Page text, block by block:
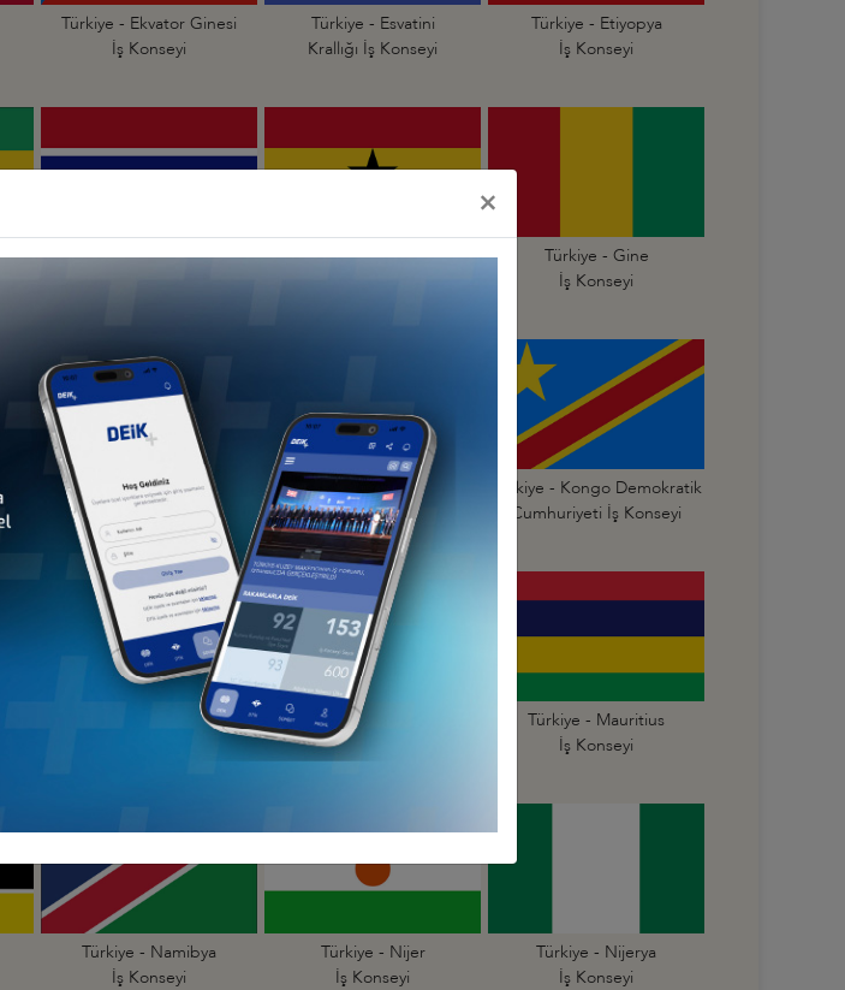
Türkiye - Ekvator Ginesi
İş Konseyi
Türkiye - Esvatini
Krallığı İş Konseyi
Türkiye - Etiyopya
İş Konseyi
Türkiye - Gambiya
İş Konseyi
Türkiye - Gana
İş Konseyi
Türkiye - Gine
İş Konseyi
Türkiye - Kenya
İş Konseyi
Türkiye - Kongo
Cumhuriyeti İş Konseyi
Türkiye - Kongo Demokratik
Cumhuriyeti İş Konseyi
Türkiye - Malavi
Türkiye - Mali
İş Konseyi
Türkiye - Mauritius
İş Konseyi
Türkiye - Namibya
İş Konseyi
Türkiye - Nijer
İş Konseyi
Türkiye - Nijerya
İş Konseyi
×